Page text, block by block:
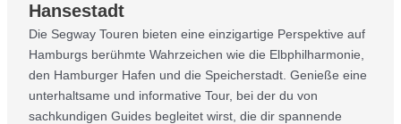
Hansestadt
Die Segway Touren bieten eine einzigartige Perspektive auf
Hamburgs berühmte Wahrzeichen wie die Elbphilharmonie,
den Hamburger Hafen und die Speicherstadt. Genieße eine
unterhaltsame und informative Tour, bei der du von
sachkundigen Guides begleitet wirst, die dir spannende